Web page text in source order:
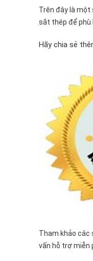
Trên đây là một
sắt thép để phù
Hãy chia sẻ
Tham khảo các
vấn hỗ trợ miễn